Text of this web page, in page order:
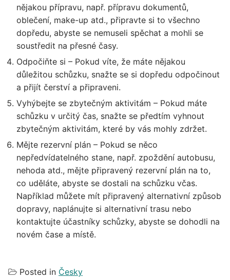
nějakou přípravu, např. přípravu dokumentů,
oblečení, make-up atd., připravte si to všechno
dopředu, abyste se nemuseli spěchat a mohli se
soustředit na přesné časy.
Odpočiňte si – Pokud víte, že máte nějakou
důležitou schůzku, snažte se si dopředu odpočinout
a přijít čerství a připraveni.
Vyhýbejte se zbytečným aktivitám – Pokud máte
schůzku v určitý čas, snažte se předtím vyhnout
zbytečným aktivitám, které by vás mohly zdržet.
Mějte rezervní plán – Pokud se něco
nepředvídatelného stane, např. zpoždění autobusu,
nehoda atd., mějte připravený rezervní plán na to,
co uděláte, abyste se dostali na schůzku včas.
Například můžete mít připravený alternativní způsob
dopravy, naplánujte si alternativní trasu nebo
kontaktujte účastníky schůzky, abyste se dohodli na
novém čase a místě.
Posted in Česky